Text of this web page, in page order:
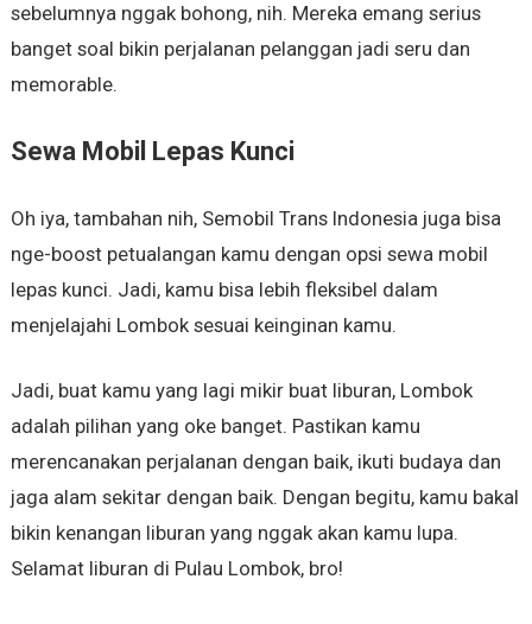
sebelumnya nggak bohong, nih. Mereka emang serius
banget soal bikin perjalanan pelanggan jadi seru dan
memorable.
Sewa Mobil Lepas Kunci
Oh iya, tambahan nih, Semobil Trans Indonesia juga bisa
nge-boost petualangan kamu dengan opsi sewa mobil
lepas kunci. Jadi, kamu bisa lebih fleksibel dalam
menjelajahi Lombok sesuai keinginan kamu.
Jadi, buat kamu yang lagi mikir buat liburan, Lombok
adalah pilihan yang oke banget. Pastikan kamu
merencanakan perjalanan dengan baik, ikuti budaya dan
jaga alam sekitar dengan baik. Dengan begitu, kamu bakal
bikin kenangan liburan yang nggak akan kamu lupa.
Selamat liburan di Pulau Lombok, bro!